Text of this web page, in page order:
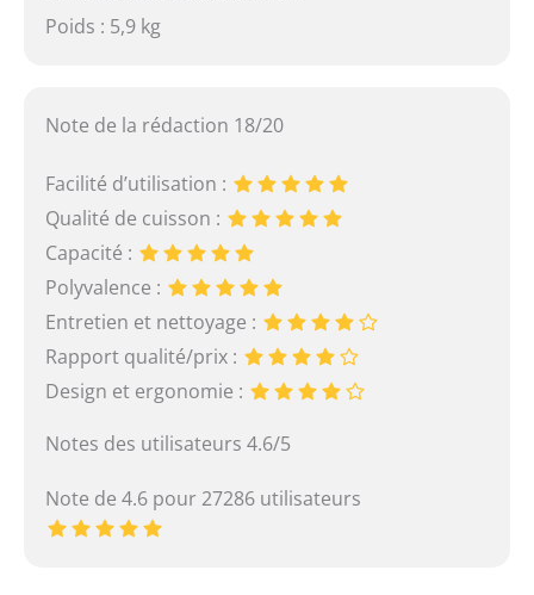
Poids : 5,9 kg
Note de la rédaction 18/20
Facilité d’utilisation :
Qualité de cuisson :
Capacité :
Polyvalence :
Entretien et nettoyage :
Rapport qualité/prix :
Design et ergonomie :
Notes des utilisateurs 4.6/5
Note de 4.6 pour 27286 utilisateurs